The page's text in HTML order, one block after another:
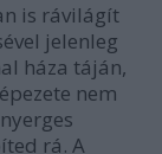
is rávilágít
jelenleg
háza táján,
nem
rá. A